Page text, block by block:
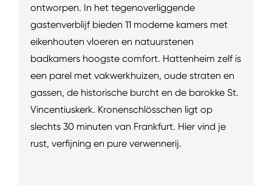
ontworpen. In het tegenoverliggende
gastenverblijf bieden 11 moderne kamers met
eikenhouten vloeren en natuurstenen
badkamers hoogste comfort. Hattenheim zelf is
een parel met vakwerkhuizen, oude straten en
gassen, de historische burcht en de barokke St.
Vincentiuskerk. Kronenschlösschen ligt op
slechts 30 minuten van Frankfurt. Hier vind je
rust, verfijning en pure verwennerij.